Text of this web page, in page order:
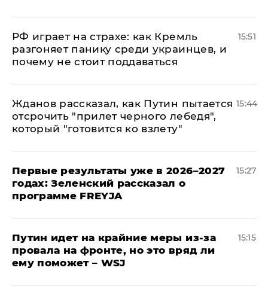
РФ играет на страхе: как Кремль
разгоняет панику среди украинцев, и
почему не стоит поддаваться
15:51
Жданов рассказал, как Путин пытается
отсрочить "прилет черного лебедя",
который "готовится ко взлету"
15:44
Первые результаты уже в 2026–2027
годах: Зеленский рассказал о
программе FREYJA
15:27
Путин идет на крайние меры из-за
провала на фронте, но это вряд ли
ему поможет – WSJ
15:15